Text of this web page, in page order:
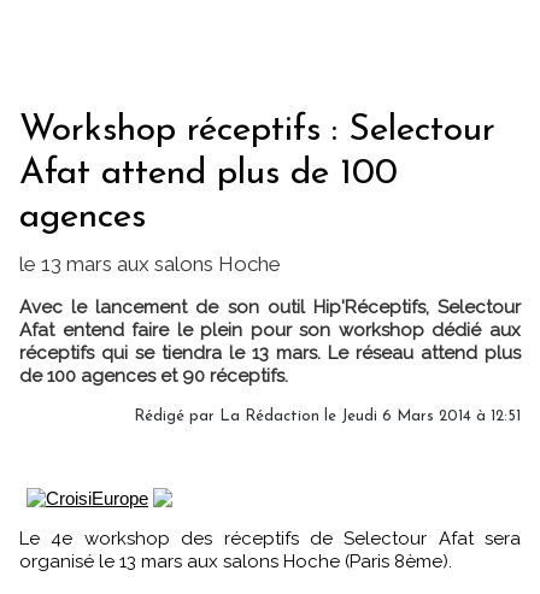
Workshop réceptifs : Selectour
Afat attend plus de 100
agences
le 13 mars aux salons Hoche
Avec le lancement de son outil Hip'Réceptifs, Selectour
Afat entend faire le plein pour son workshop dédié aux
réceptifs qui se tiendra le 13 mars. Le réseau attend plus
de 100 agences et 90 réceptifs.
Rédigé par La Rédaction le Jeudi 6 Mars 2014 à 12:51
Le 4e workshop des réceptifs de Selectour Afat sera
organisé le 13 mars aux salons Hoche (Paris 8ème).